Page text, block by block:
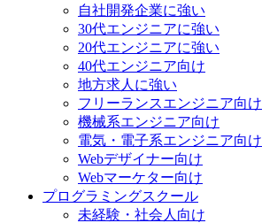
自社開発企業に強い
30代エンジニアに強い
20代エンジニアに強い
40代エンジニア向け
地方求人に強い
フリーランスエンジニア向け
機械系エンジニア向け
電気・電子系エンジニア向け
Webデザイナー向け
Webマーケター向け
プログラミングスクール
未経験・社会人向け